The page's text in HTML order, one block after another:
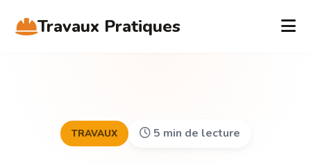
Travaux Pratiques
TRAVAUX 5 min de lecture